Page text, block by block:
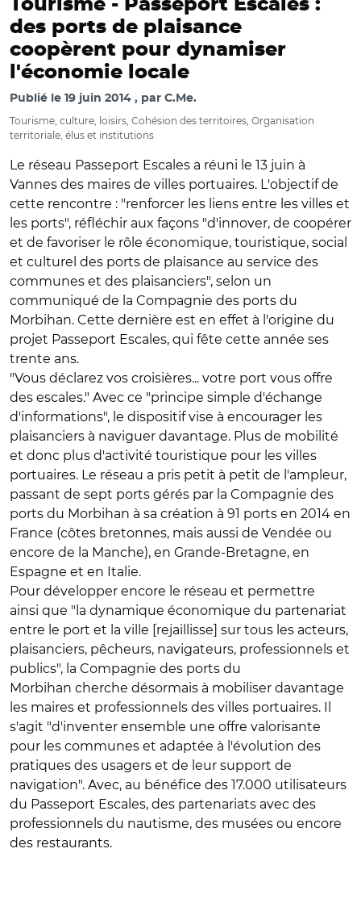
Tourisme - Passeport Escales :
des ports de plaisance
coopèrent pour dynamiser
l'économie locale
Publié le 19 juin 2014 par C.Me.
Tourisme, culture, loisirs, Cohésion des territoires, Organisation
territoriale, élus et institutions
Le réseau Passeport Escales a réuni le 13 juin à
Vannes des maires de villes portuaires. L'objectif de
cette rencontre : "renforcer les liens entre les villes et
les ports", réfléchir aux façons "d'innover, de coopérer
et de favoriser le rôle économique, touristique, social
et culturel des ports de plaisance au service des
communes et des plaisanciers", selon un
communiqué de la Compagnie des ports du
Morbihan. Cette dernière est en effet à l'origine du
projet Passeport Escales, qui fête cette année ses
trente ans.
"Vous déclarez vos croisières... votre port vous offre
des escales." Avec ce "principe simple d'échange
d'informations", le dispositif vise à encourager les
plaisanciers à naviguer davantage. Plus de mobilité
et donc plus d'activité touristique pour les villes
portuaires. Le réseau a pris petit à petit de l'ampleur,
passant de sept ports gérés par la Compagnie des
ports du Morbihan à sa création à 91 ports en 2014 en
France (côtes bretonnes, mais aussi de Vendée ou
encore de la Manche), en Grande-Bretagne, en
Espagne et en Italie.
Pour développer encore le réseau et permettre
ainsi que "la dynamique économique du partenariat
entre le port et la ville [rejaillisse] sur tous les acteurs,
plaisanciers, pêcheurs, navigateurs, professionnels et
publics", la Compagnie des ports du
Morbihan cherche désormais à mobiliser davantage
les maires et professionnels des villes portuaires. Il
s'agit "d'inventer ensemble une offre valorisante
pour les communes et adaptée à l'évolution des
pratiques des usagers et de leur support de
navigation". Avec, au bénéfice des 17.000 utilisateurs
du Passeport Escales, des partenariats avec des
professionnels du nautisme, des musées ou encore
des restaurants.